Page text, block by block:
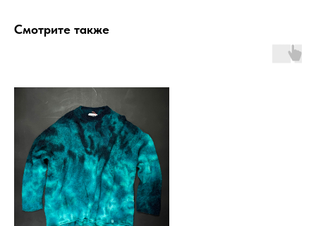
Смотрите также